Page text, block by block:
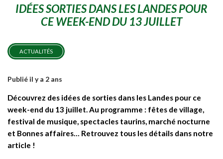
IDÉES SORTIES DANS LES LANDES POUR
CE WEEK-END DU 13 JUILLET
ACTUALITÉS
Publié il y a 2 ans
Découvrez des idées de sorties dans les Landes pour ce
week-end du 13 juillet. Au programme : fêtes de village,
festival de musique, spectacles taurins, marché nocturne
et Bonnes affaires… Retrouvez tous les détails dans notre
article !